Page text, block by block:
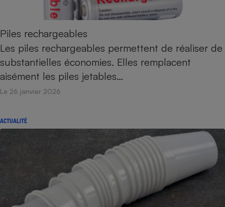
Piles rechargeables
Les piles rechargeables permettent de réaliser de
substantielles économies. Elles remplacent
aisément les piles jetables…
Le 26 janvier 2026
ACTUALITÉ